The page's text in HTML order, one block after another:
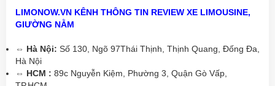
LIMONOW.VN KÊNH THÔNG TIN REVIEW XE LIMOUSINE,
GIƯỜNG NẰM
⇔ Hà Nội: Số 130, Ngõ 97Thái Thịnh, Thịnh Quang, Đống Đa,
Hà Nội
⇔ HCM : 89c Nguyễn Kiệm, Phường 3, Quận Gò Vấp,